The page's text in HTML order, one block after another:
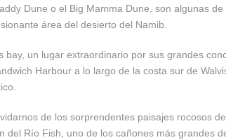
Dune o el Big Mamma Dune, son algunas
área del desierto del Namib.
bay, un lugar extraordinario por sus grandes
Harbour a lo largo de la costa sur de
de los sorprendentes paisajes rocosos
del Río Fish, uno de los cañones más grandes